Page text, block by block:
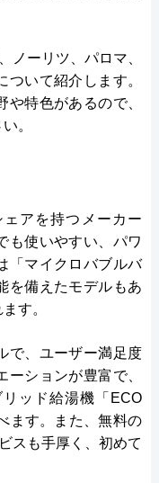
ノーリツ、パロマ、
いて紹介します。
特色があるので、
。
アを持つメーカー
も使いやすい、パワ
「マイクロバブルバ
を備えたモデルもあ
す。
で、ユーザー満足度
ションが豊富で、
ッド給湯機「ECO
ます。また、無料の
スも手厚く、初めて